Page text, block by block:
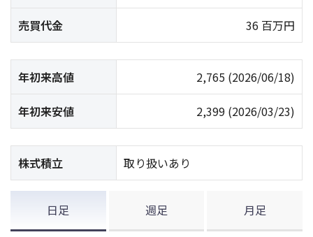
売買代金 36 百万円
年初来高値 2,765 (2026/06/18)
年初来安値 2,399 (2026/03/23)
株式積立 取り扱いあり
日足 週足 月足